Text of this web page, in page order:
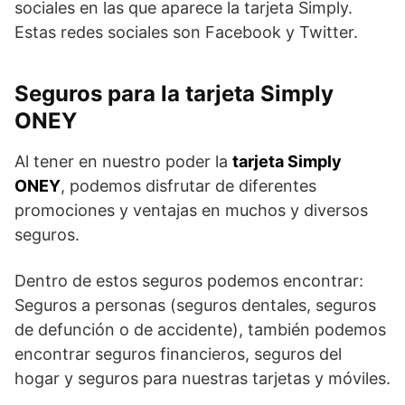
sociales en las que aparece la tarjeta Simply.
Estas redes sociales son Facebook y Twitter.
Seguros para la tarjeta Simply
ONEY
Al tener en nuestro poder la tarjeta Simply
ONEY, podemos disfrutar de diferentes
promociones y ventajas en muchos y diversos
seguros.
Dentro de estos seguros podemos encontrar:
Seguros a personas (seguros dentales, seguros
de defunción o de accidente), también podemos
encontrar seguros financieros, seguros del
hogar y seguros para nuestras tarjetas y móviles.